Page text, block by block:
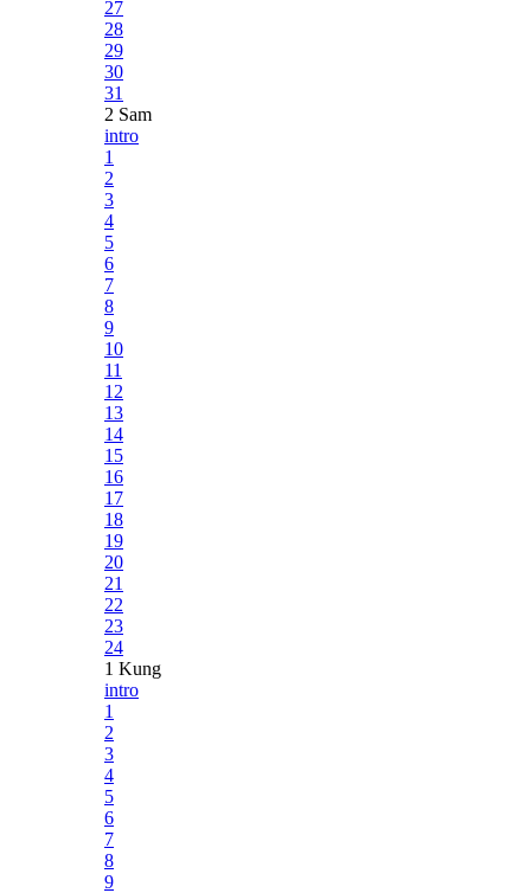
27
28
29
30
31
2 Sam
intro
1
2
3
4
5
6
7
8
9
10
11
12
13
14
15
16
17
18
19
20
21
22
23
24
1 Kung
intro
1
2
3
4
5
6
7
8
9